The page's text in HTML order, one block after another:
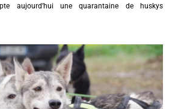
aujourd’hui une quarantaine de huskys